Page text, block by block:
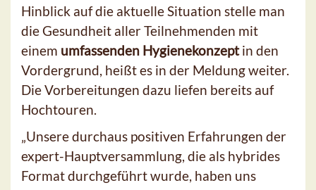
Hinblick auf die aktuelle Situation stelle man
die Gesundheit aller Teilnehmenden mit
einem umfassenden Hygienekonzeptin den
Vordergrund, heißt es in der Meldung weiter.
Die Vorbereitungen dazu liefen bereits auf
Hochtouren.
„Unsere durchaus positiven Erfahrungen der
expert-Hauptversammlung, die als hybrides
Format durchgeführt wurde, haben uns